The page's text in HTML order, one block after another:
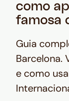
como
famosa
Guia
Barcelona.
e como